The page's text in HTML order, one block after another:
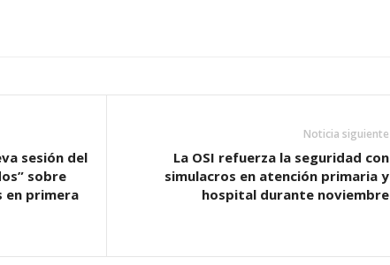
sesión del
sobre
en primera
Noticia siguiente
La OSI refuerza la seguridad con
simulacros en atención primaria y
hospital durante noviembre